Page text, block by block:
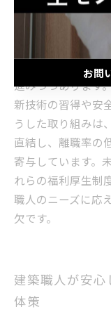
す。従来の制度で
時間労働や怪我の
せん。最近では、
ンタルヘルスケア
進みつつあります
新技術の習得や安
うした取り組みは
直結し、離職率の
寄与しています。
れらの福利厚生制
職人のニーズに応
欠です。
建築職人が安
体策
お問
お問